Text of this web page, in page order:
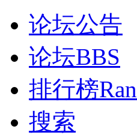
论坛公告
论坛BBS
排行榜
搜索